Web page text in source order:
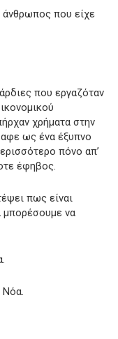
άνθρωπος που είχε
που εργαζόταν
χρήματα στην
ως ένα έξυπνο
πόνο απ’
έφηβος.
πως είναι
μπορέσουμε να
Νόα.